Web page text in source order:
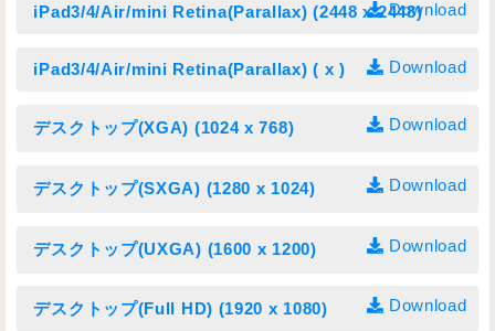
iPad3/4/Air/mini Retina(Parallax) (2448 x 2448)Download
iPad3/4/Air/mini Retina(Parallax) ( x ) Download
デスクトップ(XGA) (1024 x 768) Download
デスクトップ(SXGA) (1280 x 1024) Download
デスクトップ(UXGA) (1600 x 1200) Download
デスクトップ(Full HD) (1920 x 1080) Download